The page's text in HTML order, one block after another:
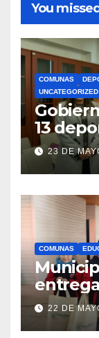
You missed
COMUNAS
UNCATEGORIZED
13
23 DE
COMUNAS
22 DE